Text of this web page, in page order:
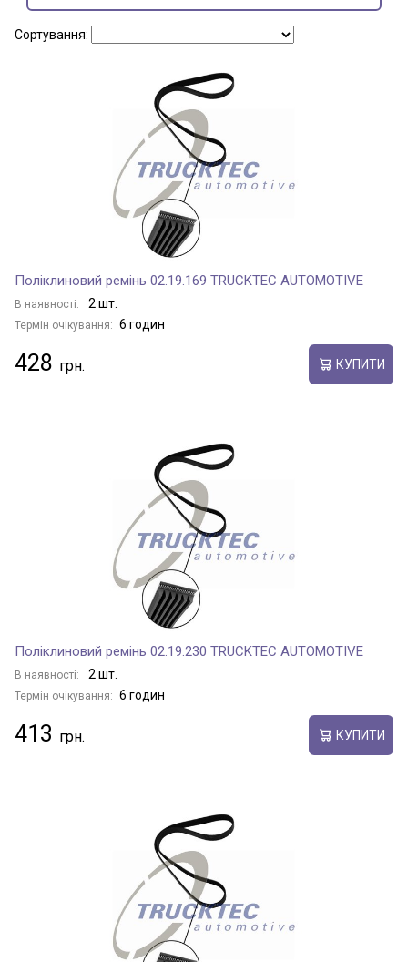
Показати всі марки
Сортування:
Поліклиновий ремінь 02.19.169 TRUCKTEC AUTOMOTIVE
В наявності: 2 шт.
Термін очікування: 6 годин
428 КУПИТИ
Поліклиновий ремінь 02.19.230 TRUCKTEC AUTOMOTIVE
В наявності: 2 шт.
Термін очікування: 6 годин
413 КУПИТИ